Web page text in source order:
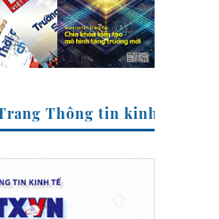
Trang Thông tin kinh tế